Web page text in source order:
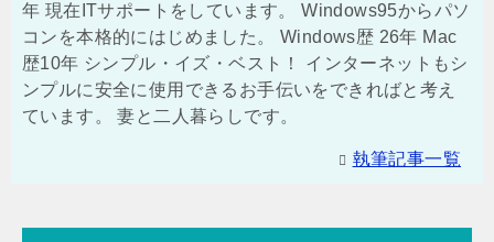
年 現在ITサポートをしています。 Windows95からパソ
コンを本格的にはじめました。 Windows歴 26年 Mac
歴10年 シンプル・イズ・ベスト！ インターネットもシ
ンプルに安全に使用できるお手伝いをできればと考え
ています。 妻と二人暮らしです。
執筆記事一覧